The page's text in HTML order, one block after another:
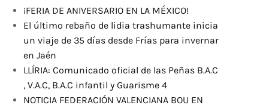
¡FERIA DE ANIVERSARIO EN LA MÉXICO!
El último rebaño de lidia trashumante inicia
un viaje de 35 días desde Frías para invernar
en Jaén
LLÍRIA: Comunicado oficial de las Peñas B.A.C
, V.A.C, B.A.C infantil y Guarisme 4
NOTICIA FEDERACIÓN VALENCIANA BOU EN